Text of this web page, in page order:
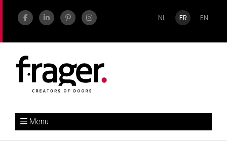
NL FR EN
Menu